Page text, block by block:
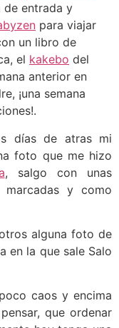
de entrada y
para viajar
un libro de
el kakebo del
anterior en
¡una semana
días de atras mi
foto que me hizo
, salgo con unas
marcadas y como
alguna foto de
en la que sale Salo
caos y encima
que ordenar